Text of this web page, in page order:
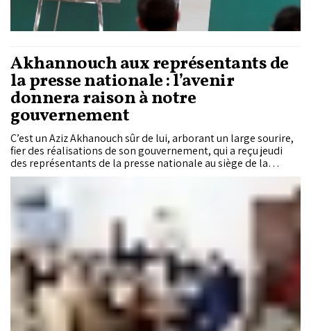
Akhannouch aux représentants de
la presse nationale : l’avenir
donnera raison à notre
gouvernement
C’est un Aziz Akhanouch sûr de lui, arborant un large sourire,
fier des réalisations de son gouvernement, qui a reçu jeudi
des représentants de la presse nationale au siège de la
chefferie du gouvernement. Pour lui, cet Exécutif coche toutes
les cases. Il n’a pas manqué d’ailleurs de se féliciter des
résultats obtenus sur tous les plans et de leur impact sur le
quotidien des Marocains. Il a évoqué à cet égard la mise en
œuvre des chantiers Royaux des aides sociales, de l’assurance
maladie obligatoire et les réformes de l’éducation nationale.